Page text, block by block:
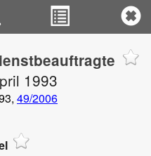
1993
49/2006